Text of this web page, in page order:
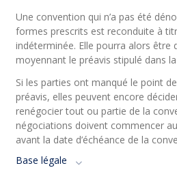
Une convention qui n’a pas été
formes prescrits est reconduite à
indéterminée. Elle pourra alors
moyennant le préavis stipulé dans
Si les parties ont manqué le point
préavis, elles peuvent encore
renégocier tout ou partie de la
négociations doivent commencer
avant la date d’échéance de la
Base légale